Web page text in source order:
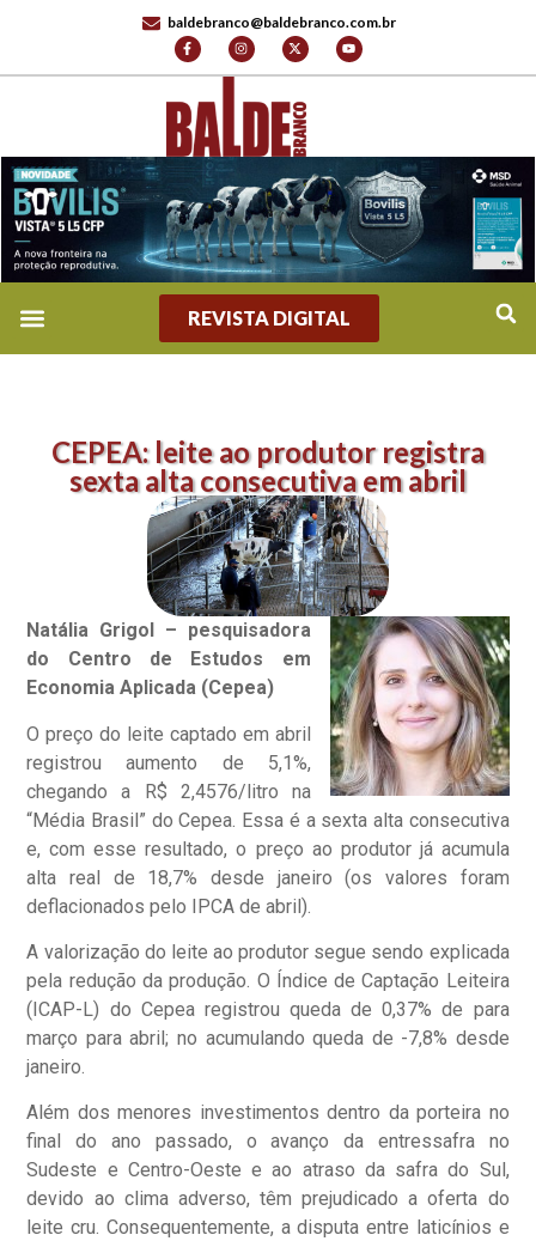
baldebranco@baldebranco.com.br
REVISTA DIGITAL
CEPEA: leite ao produtor registra
sexta alta consecutiva em abril
Natália Grigol – pesquisadora
do Centro de Estudos em
Economia Aplicada (Cepea)
O preço do leite captado em abril
registrou aumento de 5,1%,
chegando a R$ 2,4576/litro na
“Média Brasil” do Cepea. Essa é a sexta alta consecutiva
e, com esse resultado, o preço ao produtor já acumula
alta real de 18,7% desde janeiro (os valores foram
deflacionados pelo IPCA de abril).
A valorização do leite ao produtor segue sendo explicada
pela redução da produção. O Índice de Captação Leiteira
(ICAP-L) do Cepea registrou queda de 0,37% de para
março para abril; no acumulando queda de -7,8% desde
janeiro.
Além dos menores investimentos dentro da porteira no
final do ano passado, o avanço da entressafra no
Sudeste e Centro-Oeste e ao atraso da safra do Sul,
devido ao clima adverso, têm prejudicado a oferta do
leite cru. Consequentemente, a disputa entre laticínios e